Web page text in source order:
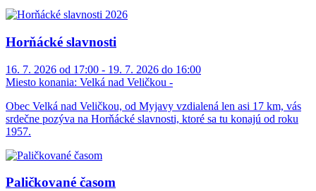
Horňácké slavnosti
16. 7. 2026 od 17:00 - 19. 7. 2026 do 16:00
Miesto konania: Velká nad Veličkou -
Obec Velká nad Veličkou, od Myjavy vzdialená len asi 17 km, vás
srdečne pozýva na Horňácké slavnosti, ktoré sa tu konajú od roku
1957.
Paličkované časom